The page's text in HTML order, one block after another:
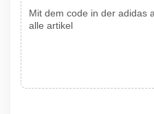
Mit dem code in der adidas
alle artikel